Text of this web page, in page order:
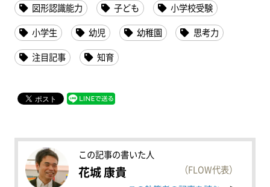
図形認識能力
子ども
小学校受験
小学生
幼児 幼稚園
思考力
注目記事
知育
この記事の書いた人
花城 康貴
（FLOW代表）